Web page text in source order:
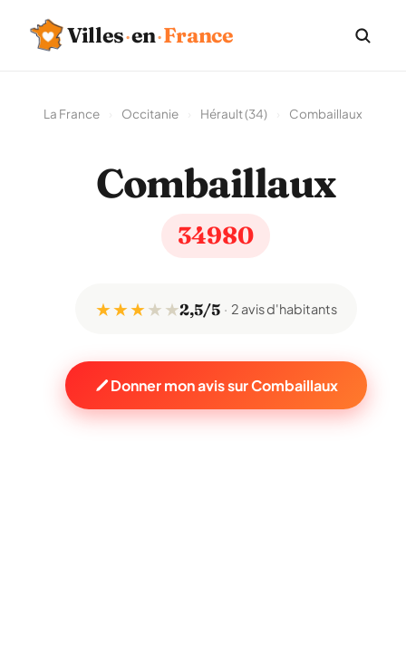
Villes·en·France
La France Occitanie Hérault (34) Combaillaux
Combaillaux
34980
★ ★ ★★ ★2,5/5 2 avis d'habitants
Donner mon avis sur Combaillaux